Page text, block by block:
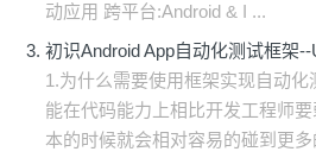
动应用 跨平台:Android & I ...
初识Android App自动化测试框架--
1.为什么需要使用框架实现自动
能在代码能力上相比开发工程师
本的时候就会相对容易的碰到更